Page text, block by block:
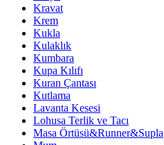
Kravat
Krem
Kukla
Kulaklık
Kumbara
Kupa Kılıfı
Kuran Çantası
Kutlama
Lavanta Kesesi
Lohusa Terlik ve Tacı
Masa Örtüsü&Runner&Supla